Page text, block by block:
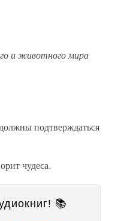
и животного мира
подтверждаться
чудеса.
📚